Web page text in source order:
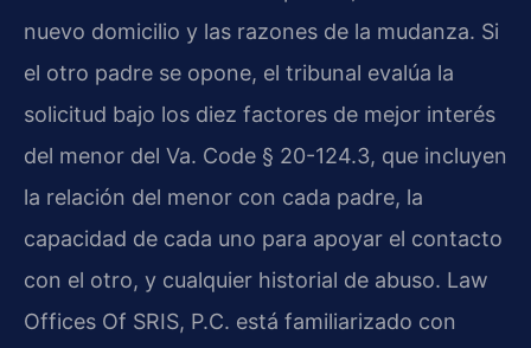
nuevo domicilio y las razones de la mudanza. Si
el otro padre se opone, el tribunal evalúa la
solicitud bajo los diez factores de mejor interés
del menor del Va. Code § 20-124.3, que incluyen
la relación del menor con cada padre, la
capacidad de cada uno para apoyar el contacto
con el otro, y cualquier historial de abuso. Law
Offices Of SRIS, P.C. está familiarizado con